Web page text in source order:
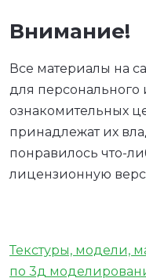
Внимание!
Все материалы на
для персонального
ознакомительных
принадлежат их
понравилось что-
лицензионную
Текстуры, модели,
по 3д